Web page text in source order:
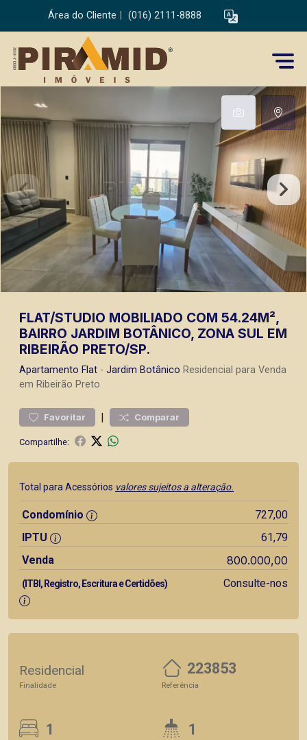
Área do Cliente (016) 2111-8888
FLAT/STUDIO MOBILIADO COM 54.24M²,
BAIRRO JARDIM BOTÂNICO, ZONA SUL EM
RIBEIRÃO PRETO/SP.
Apartamento Flat - Jardim Botânico Residencial para Venda
em Ribeirão Preto
Favoritar | Comparar
Compartilhe:
Total para Acessórios valores sujeitos a alteração.
Condomínio
727,00
IPTU
61,79
Venda
800.000,00
(ITBI, Registro, Escritura e Certidões) Consulte-nos
Residencial
Finalidade
223853
Referência
1 1